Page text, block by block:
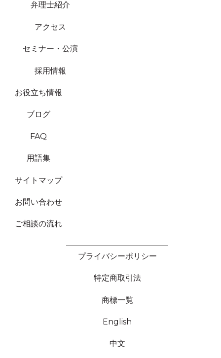
弁理士紹介
アクセス
セミナー・公演
採用情報
お役立ち情報
ブログ
FAQ
用語集
サイトマップ
お問い合わせ
ご相談の流れ
プライバシーポリシー
特定商取引法
商標一覧
English
中文